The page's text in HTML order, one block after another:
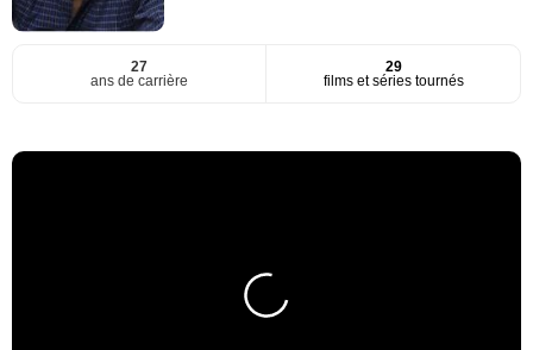
27
ans de carrière
29
films et séries tournés